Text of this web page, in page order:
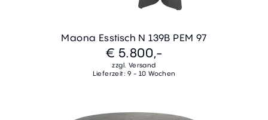
Maona Esstisch N 139B PEM 97
€ 5.800,-
zzgl. Versand
Lieferzeit: 9 - 10 Wochen